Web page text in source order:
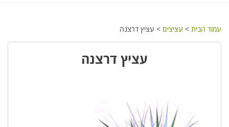
עמוד הבית > עציצים > עציץ דרצנה
עציץ דרצנה